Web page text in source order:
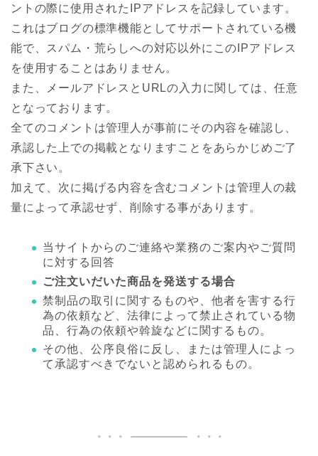
ントの際に使用されたIPアドレスを記録しています。
これはブログの標準機能としてサポートされている機
能で、スパム・荒らしへの対応以外にこのIPアドレス
を使用することはありません。
また、メールアドレスとURLの入力に関しては、任意
となっております。
全てのコメントは管理人が事前にその内容を確認し、
承認した上での掲載となりますことをあらかじめご了
承下さい。
加えて、次に掲げる内容を含むコメントは管理人の裁
量によって承認せず、削除する事があります。
当サイトからのご連絡や業務のご案内やご質問
に対する回答
ご注文いだいた商品を発送する場合
禁制品の取引に関するものや、他者を害する行
為の依頼など、法律によって禁止されている物
品、行為の依頼や斡旋などに関するもの。
その他、公序良俗に反し、または管理人によっ
て承認すべきでないと認められるもの。